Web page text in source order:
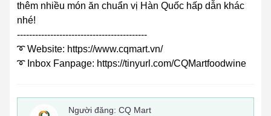
thêm nhiều món ăn chuẩn vị Hàn Quốc hấp dẫn khác
nhé!
-------------------------------------------
➰ Website: https://www.cqmart.vn/
➰ Inbox Fanpage: https://tinyurl.com/CQMartfoodwine
Người đăng: CQ Mart